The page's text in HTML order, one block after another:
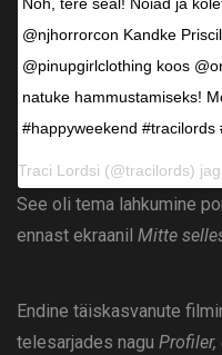
@njhorrorcon Kandke
@pinupgirlclothing koos
natuke hammustamiseks!
#happyweekend
See oli tema lahkumine
ennast ekraanil Mitte
Endine täiskasvanute
telesarjades nagu Profiler,